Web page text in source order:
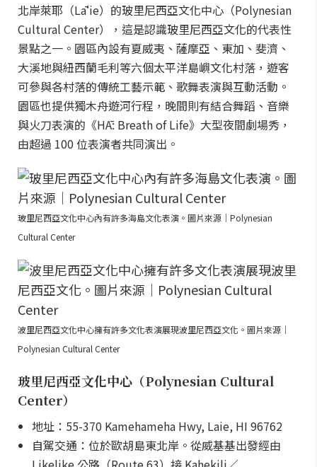
北岸萊耶（Lāʻie）的玻里尼西亞文化中心（Polynesian
Cultural Center），這是認識玻里尼西亞文化的代表性
景點之一。園區內設有夏威夷、薩摩亞、東加、斐濟、
大溪地與紐西蘭毛利等六個太平洋島嶼文化村落，遊客
可參與各村落的傳統工藝示範、歌舞表演與互動活動。
園區也提供獨木舟遊河行程，晚間則有結合舞蹈、音樂
與火刀表演的《HĀ: Breath of Life》大型夜間劇場秀，
由超過 100 位表演者共同演出。
玻里尼西亞文化中心內有許多海島文化表演。圖片來源｜Polynesian
Cultural Center
波里尼西亞文化中心擁有許多文化表演展現波里尼西亞文化。圖片來源｜
Polynesian Cultural Center
玻里尼西亞文化中心（Polynesian Cultural
Center）
地址：55-370 Kamehameha Hwy, Laie, HI 96762
自駕交通：位於歐胡島東北岸。從威基基出發經由